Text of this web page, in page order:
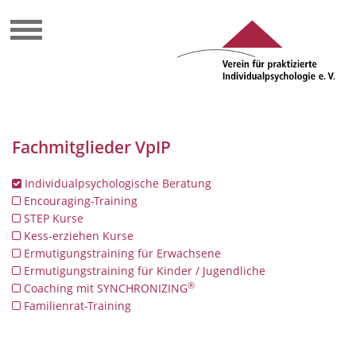
Fachmitglieder VpIP
Individualpsychologische Beratung
Encouraging-Training
STEP Kurse
Kess-erziehen Kurse
Ermutigungstraining für Erwachsene
Ermutigungstraining für Kinder / Jugendliche
Coaching mit SYNCHRONIZING®
Familienrat-Training